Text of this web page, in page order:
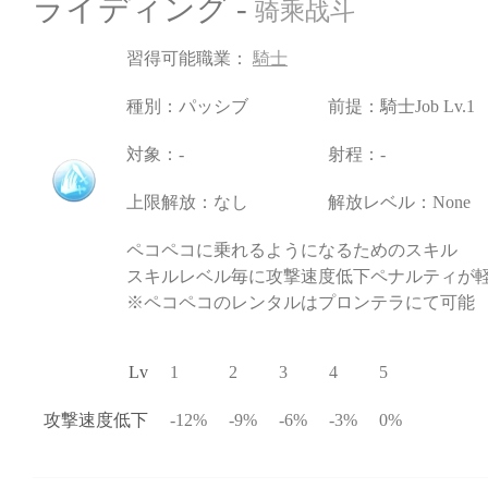
ライディング - 骑乘战斗
習得可能職業： 騎士
種別：パッシブ 前提：騎士Job Lv.1
対象：- 射程：-
上限解放：なし 解放レベル：None
ペコペコに乗れるようになるためのスキル
スキルレベル毎に攻撃速度低下ペナルティが
※ペコペコのレンタルはプロンテラにて可能
Lv 1 2 3 4 5
攻撃速度低下 -12% -9% -6% -3% 0%